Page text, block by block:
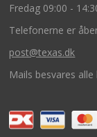
Fredag 09:00 -
Telefonerne er
post@texas.dk
Mails besvares alle